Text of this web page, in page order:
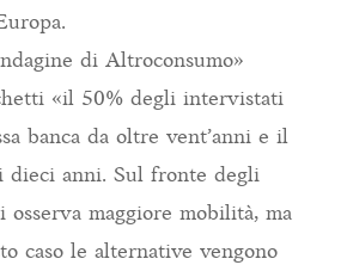
di Altroconsumo»
«il 50% degli intervistati
banca da oltre vent’anni e il
dieci anni. Sul fronte degli
osserva maggiore mobilità, ma
caso le alternative vengono